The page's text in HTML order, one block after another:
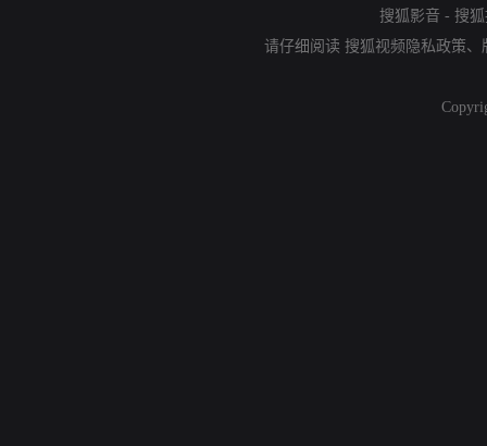
搜狐影音 - 搜
请仔细阅读 搜狐视频隐私政策、